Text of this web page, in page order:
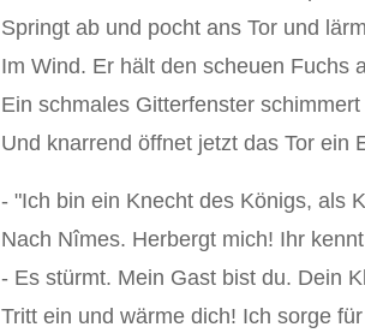
Springt ab und pocht ans Tor und
Im Wind. Er hält den scheuen Fuchs
Ein schmales Gitterfenster schimmert
Und knarrend öffnet jetzt das Tor ein
- "Ich bin ein Knecht des Königs, als
Nach Nîmes. Herbergt mich! Ihr
- Es stürmt. Mein Gast bist du. Dein
Tritt ein und wärme dich! Ich sorge